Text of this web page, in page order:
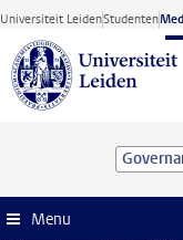
Ga direct naar de
Universiteit LeidenStudenten
Menu